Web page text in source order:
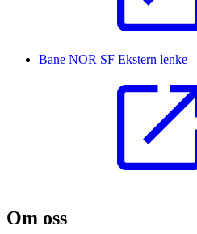
Bane NOR SF Ekstern lenke
Om oss